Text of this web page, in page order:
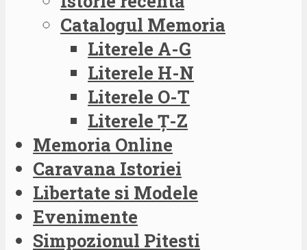
Catalogul Memoria
Literele A-G
Literele H-N
Literele O-T
Literele Ț-Z
Memoria Online
Caravana Istoriei
Libertate si Modele
Evenimente
Simpozionul Pitesti